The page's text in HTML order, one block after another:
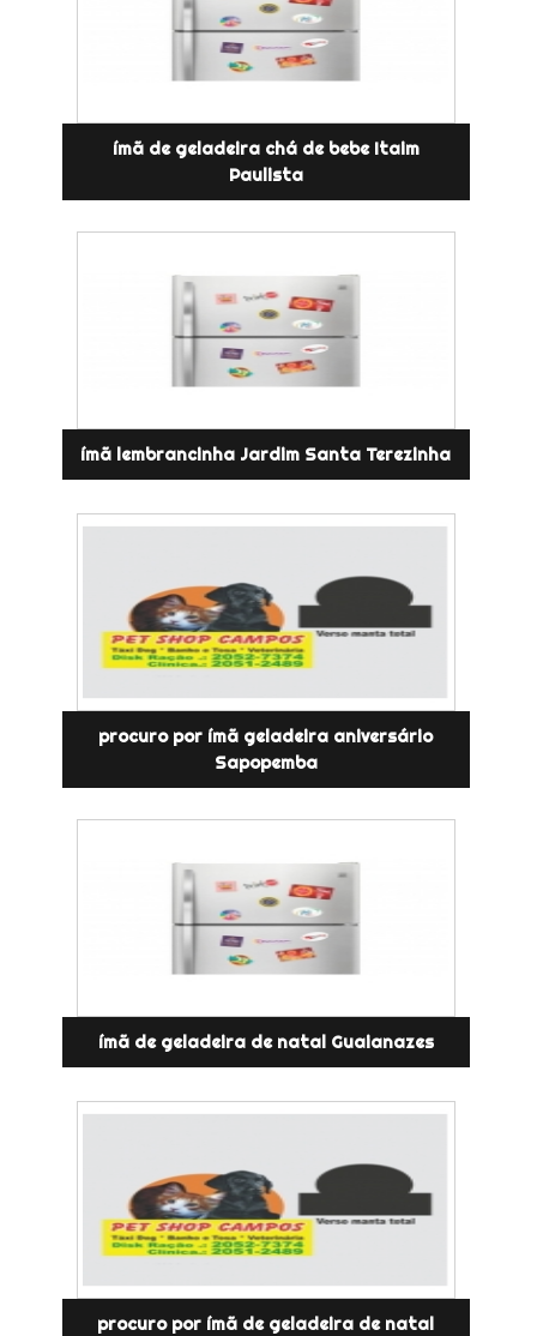
ímã de geladeira chá de bebe Itaim
Paulista
ímã lembrancinha Jardim Santa Terezinha
procuro por ímã geladeira aniversário
Sapopemba
ímã de geladeira de natal Guaianazes
procuro por ímã de geladeira de natal